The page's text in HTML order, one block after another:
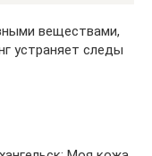
веществами,
устраняет следы